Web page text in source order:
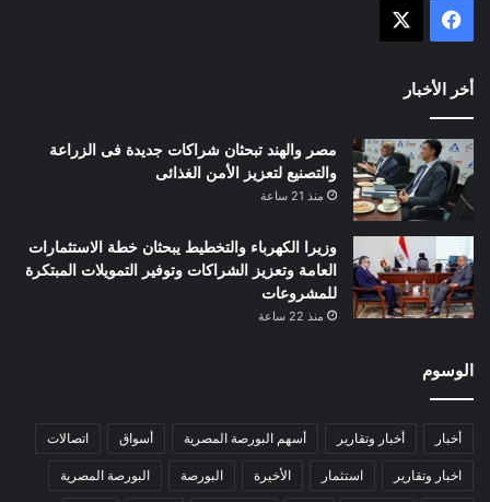
فيسبوك
أخر الأخبار
مصر والهند تبحثان شراكات جديدة فى الزراعة
والتصنيع لتعزيز الأمن الغذائى
منذ 21 ساعة
وزيرا الكهرباء والتخطيط يبحثان خطة الاستثمارات
العامة وتعزيز الشراكات وتوفير التمويلات المبتكرة
للمشروعات
منذ 22 ساعة
الوسوم
أخبار أخبار وتقارير أسهم البورصة المصرية أسواق اتصالات
اخبار وتقارير استثمار الأخيرة البورصة البورصة المصرية